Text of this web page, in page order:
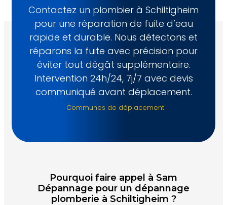
Contactez un plombier à Schiltigheim
pour une réparation de fuite d’eau
rapide et durable. Nous détectons et
réparons la fuite avec précision pour
éviter tout dégât supplémentaire.
Intervention 24h/24, 7j/7 avec devis
communiqué avant déplacement.
Communes de déplacement
Pourquoi faire appel à Sam
Dépannage pour un dépannage
plomberie à Schiltigheim ?